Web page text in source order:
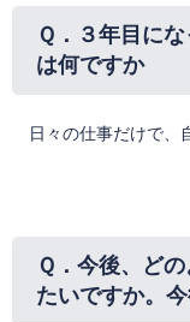
Ｑ．３年目に
は何ですか
日々の仕事だけで、
Ｑ． 今後、ど
たいですか。